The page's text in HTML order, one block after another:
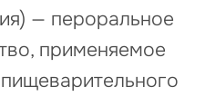
— пероральное
применяемое